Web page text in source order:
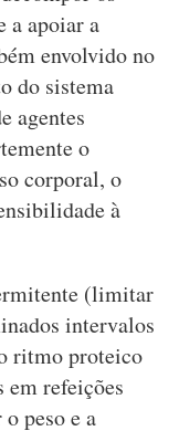
a apoiar a
envolvido no
do sistema
agentes
o
corporal, o
à
(limitar
intervalos
ritmo proteico
em refeições
peso e a